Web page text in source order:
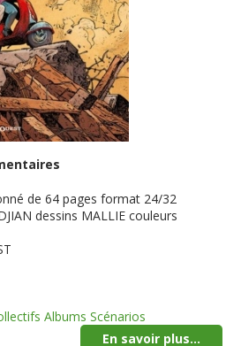
de 64 pages format 24/32
dessins MALLIE couleurs
Albums Scénarios
En savoir plus...